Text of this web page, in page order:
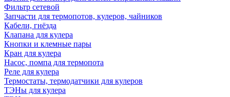
Фильтр сетевой
Запчасти для термопотов, кулеров, чайников
Кабели, гнёзда
Клапана для кулера
Кнопки и клемные пары
Кран для кулера
Насос, помпа для термопота
Реле для кулера
Термостаты, термодатчики для кулеров
ТЭНы для кулера